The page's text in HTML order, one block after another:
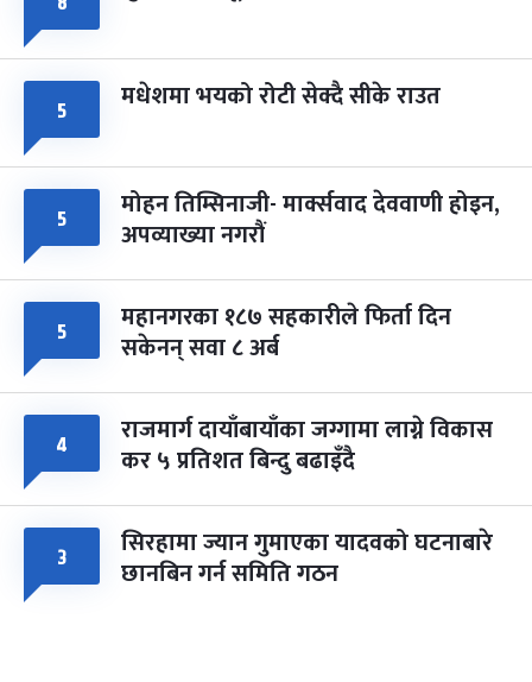
५ मधेशमा भयको रोटी सेक्दै सीके राउत
५ मोहन तिम्सिनाजी- मार्क्सवाद देववाणी होइन,
अपव्याख्या नगरौं
५ महानगरका १८७ सहकारीले फिर्ता दिन
सकेनन् सवा ८ अर्ब
४ राजमार्ग दायाँबायाँका जग्गामा लाग्ने विकास
कर ५ प्रतिशत बिन्दु बढाइँदै
३ सिरहामा ज्यान गुमाएका यादवको घटनाबारे
छानबिन गर्न समिति गठन